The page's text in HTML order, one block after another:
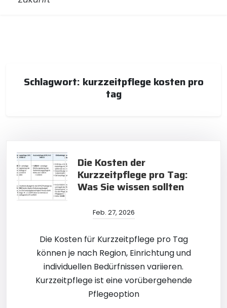
Schlagwort: kurzzeitpflege kosten pro
tag
Die Kosten der
Kurzzeitpflege pro Tag:
Was Sie wissen sollten
Feb. 27, 2026
Die Kosten für Kurzzeitpflege pro Tag
können je nach Region, Einrichtung und
individuellen Bedürfnissen variieren.
Kurzzeitpflege ist eine vorübergehende
Pflegeoption